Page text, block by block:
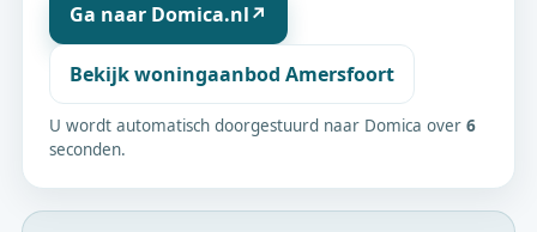
Ga naar Domica.nl↗
Bekijk woningaanbod Amersfoort
U wordt automatisch doorgestuurd naar Domica over 6
seconden.